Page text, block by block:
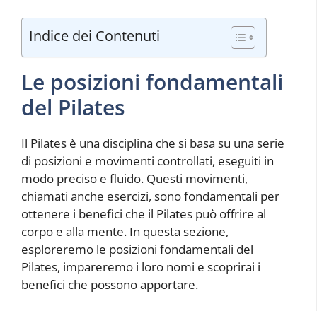
Indice dei Contenuti
Le posizioni fondamentali
del Pilates
Il Pilates è una disciplina che si basa su una serie
di posizioni e movimenti controllati, eseguiti in
modo preciso e fluido. Questi movimenti,
chiamati anche esercizi, sono fondamentali per
ottenere i benefici che il Pilates può offrire al
corpo e alla mente. In questa sezione,
esploreremo le posizioni fondamentali del
Pilates, impareremo i loro nomi e scoprirai i
benefici che possono apportare.